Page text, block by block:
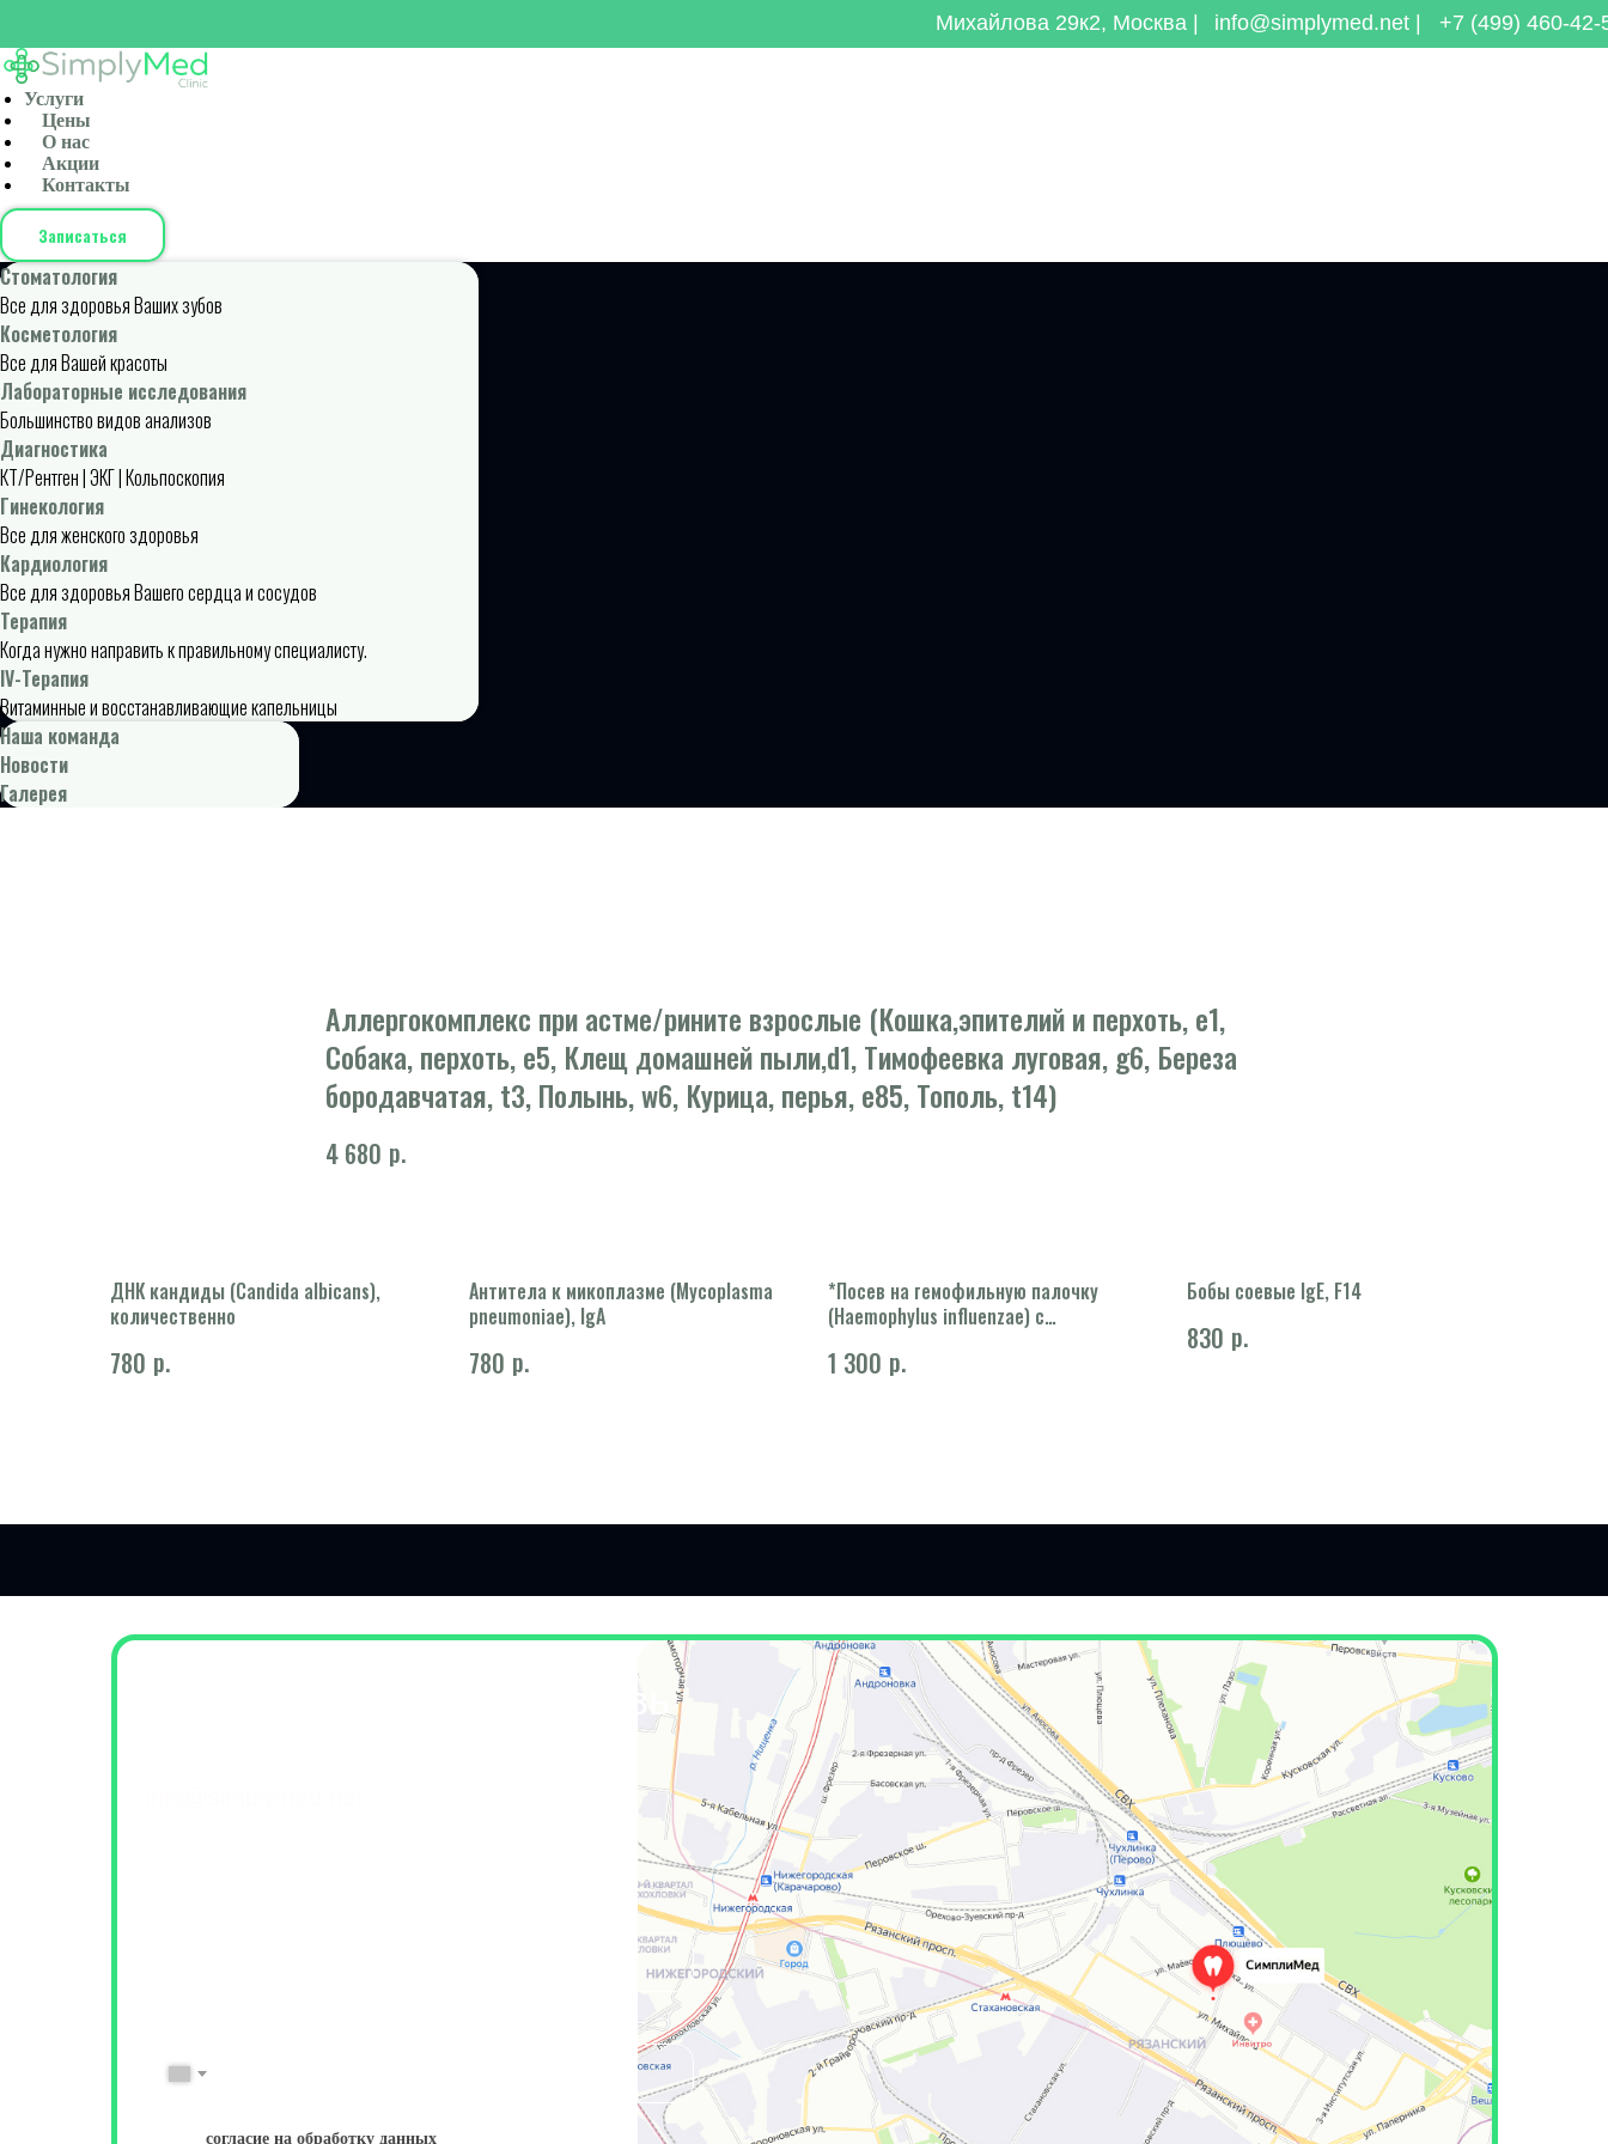
info@simplymed.net | +7 (499) 460-42-
Михайлова 29к2, Москва |
Услуги
Цены
О нас
Акции
Контакты
Записаться
Стоматология
Все для здоровья Ваших зубов
Косметология
Все для Вашей красоты
Лабораторные исследования
Большинство видов анализов
Диагностика
КТ/Рентген | ЭКГ | Кольпоскопия
Гинекология
Все для женского здоровья
Кардиология
Все для здоровья Вашего сердца и сосудов
Терапия
Когда нужно направить к правильному специалисту.
IV-Терапия
Витаминные и восстанавливающие капельницы
Наша команда
Новости
Галерея
Аллергокомплекс при астме/рините взрослые (Кошка,эпителий и перхоть, e1,
Собака, перхоть, e5, Клещ домашней пыли,d1, Тимофеевка луговая, g6, Береза
бородавчатая, t3, Полынь, w6, Курица, перья, e85, Тополь, t14)
4 680 р.
ДНК кандиды (Сandida albicans),
количественно
780 р.
Антитела к микоплазме (Mycoplasma
pneumoniae), IgА
780 р.
*Посев на гемофильную палочку
(Haemophylus influenzae) с
антибиотикам
1 300 р.
Бобы соевые IgE, F14
830 р.
согласие на обработку данных